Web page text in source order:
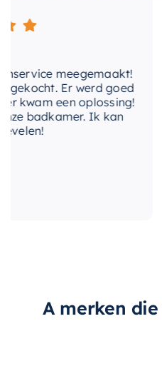
meegemaakt!
Er werd goed
een oplossing!
badkamer. Ik kan
A merken